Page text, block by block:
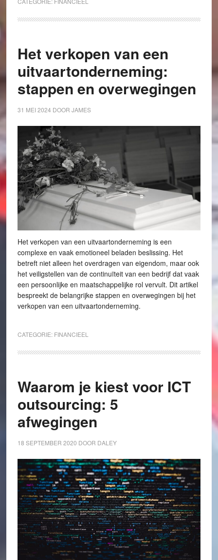
Het verkopen van een
uitvaartonderneming:
stappen en overwegingen
31 MEI 2024 DOOR JAMES
Het verkopen van een uitvaartonderneming is een
complexe en vaak emotioneel beladen beslissing. Het
betreft niet alleen het overdragen van eigendom, maar ook
het veiligstellen van de continuïteit van een bedrijf dat vaak
een persoonlijke en maatschappelijke rol vervult. Dit artikel
bespreekt de belangrijke stappen en overwegingen bij het
verkopen van een uitvaartonderneming.
CATEGORIE: FINANCIEEL
Waarom je kiest voor ICT
outsourcing: 5
afwegingen
18 SEPTEMBER 2020 DOOR DALEY